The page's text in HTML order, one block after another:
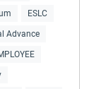
ESLC
Advance